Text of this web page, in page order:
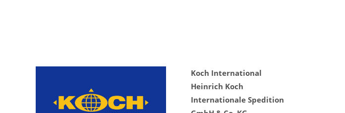
Koch International
Heinrich Koch
Internationale Spedition